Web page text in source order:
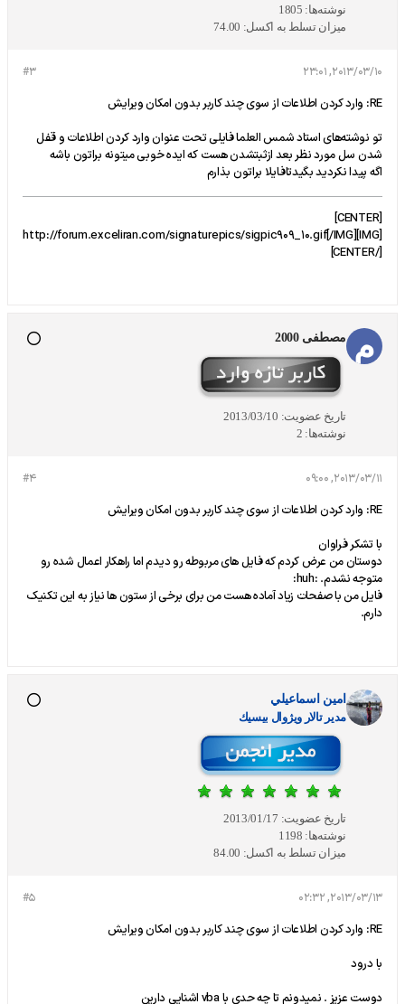
نوشته‌ها: 1805
میزان تسلط به اکسل: 74.00
#3 2013/03/10, 23:01
RE: وارد کردن اطلاعات از سوی چند کاربر بدون امکان ویرایش
تو نوشته‌های استاد شمس العلما فایلی تحت عنوان وارد کردن اطلاعات و قفل
شدن سل مورد نظر بعد ازثبتشدن هست که ایده خوبی میتونه براتون باشه
اگه پیدا نکردید بگیدتافایلا براتون بذارم
[CENTER]
[IMG]http://forum.exceliran.com/signaturepics/sigpic909_10.gif[/IMG]
[/CENTER]
مصطفی 2000
تاریخ عضویت: 2013/03/10
نوشته‌ها: 2
#4 2013/03/11, 09:00
RE: وارد کردن اطلاعات از سوی چند کاربر بدون امکان ویرایش
با تشکر فراوان
دوستان من عرض کردم که فایل های مربوطه رو دیدم اما راهکار اعمال شده رو
متوجه نشدم. :huh:
فایل من با صفحات زیاد آماده هست من برای برخی از ستون ها نیاز به این تکنیک
دارم.
امين اسماعيلي
مدير تالار ويژوال بيسيك
تاریخ عضویت: 2013/01/17
نوشته‌ها: 1198
میزان تسلط به اکسل: 84.00
#5 2013/03/13, 02:32
RE: وارد کردن اطلاعات از سوی چند کاربر بدون امکان ویرایش
با درود
دوست عزیز . نمیدونم تا چه حدی با vba اشنایی دارین